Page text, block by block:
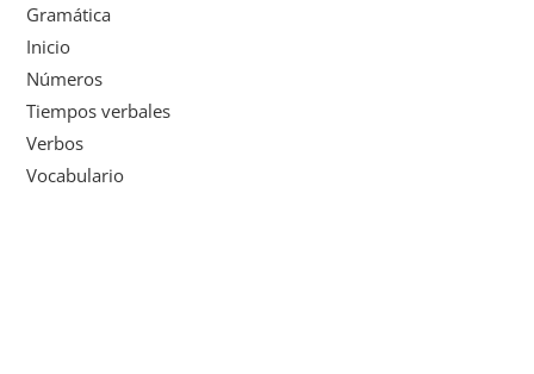
Gramática
Inicio
Números
Tiempos verbales
Verbos
Vocabulario